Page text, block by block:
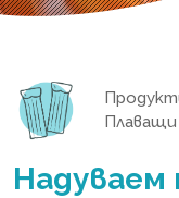
Надуваем